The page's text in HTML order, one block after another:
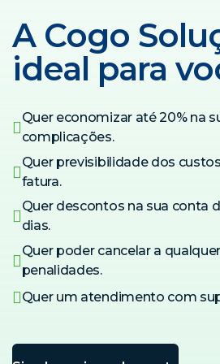
A Cogo
ideal para
Quer economizar até 20% na
complicações.
Quer previsibilidade dos
fatura.
Quer descontos na sua conta
dias.
Quer poder cancelar a
penalidades.
Quer um atendimento com